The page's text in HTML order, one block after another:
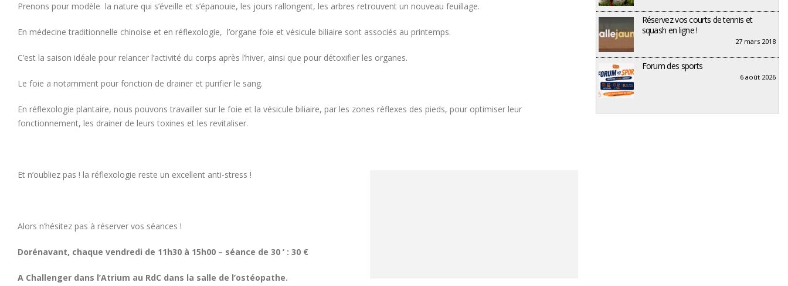
Prenons pour modèle la nature qui s’éveille et s’épanouie, les jours rallongent, les arbres retrouvent un nouveau feuillage.
En médecine traditionnelle chinoise et en réflexologie, l’organe foie et vésicule biliaire sont associés au printemps.
C’est la saison idéale pour relancer l’activité du corps après l’hiver, ainsi que pour détoxifier les organes.
Le foie a notamment pour fonction de drainer et purifier le sang.
En réflexologie plantaire, nous pouvons travailler sur le foie et la vésicule biliaire, par les zones réflexes des pieds, pour optimiser leur
fonctionnement, les drainer de leurs toxines et les revitaliser.
Et n’oubliez pas ! la réflexologie reste un excellent anti-stress !
Alors n’hésitez pas à réserver vos séances !
Dorénavant, chaque vendredi de 11h30 à 15h00 – séance de 30 ‘ : 30 €
A Challenger dans l’Atrium au RdC dans la salle de l’ostéopathe.
Réservez vos courts de tennis et
squash en ligne !
27 mars 2018
Forum des sports
6 août 2026